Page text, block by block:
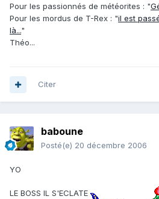
Pour les passionnés de météorites : "
Pour les mordus de T-Rex : "il est
là..."
Théo...
Citer
baboune
Posté(e) 20 décembre 2006
YO
LE BOSS IL S'ECLATE